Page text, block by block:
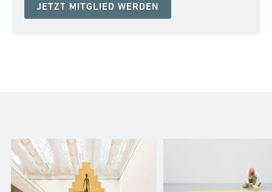
JETZT MITGLIED WERDEN